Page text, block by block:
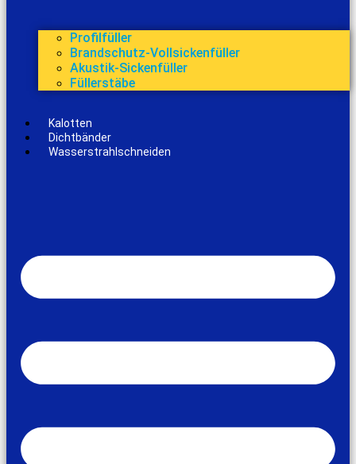
Profilfüller
Brandschutz-Vollsickenfüller
Akustik-Sickenfüller
Füllerstäbe
Kalotten
Dichtbänder
Wasserstrahlschneiden